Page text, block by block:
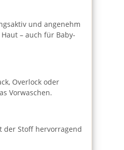
und angenehm
– auch für Baby-
Overlock oder
Vorwaschen.
der Stoff hervorragend